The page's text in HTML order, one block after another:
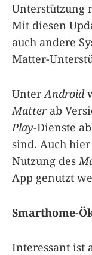
Unterstützung
Mit diesen
auch andere
Matter-
UnterAndroid
Matterab
Play-Dienste
sind. Auch
Nutzung des
App genutzt
Smarthome-
Interessant ist